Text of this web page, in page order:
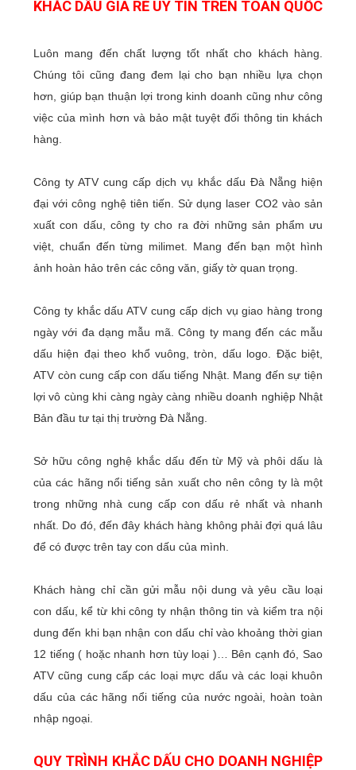
KHẮC DẤU GIÁ RẺ UY TÍN TRÊN TOÀN QUỐC
Luôn mang đến chất lượng tốt nhất cho khách hàng.
Chúng tôi cũng đang đem lại cho bạn nhiều lựa chọn
hơn, giúp bạn thuận lợi trong kinh doanh cũng như công
việc của mình hơn và bảo mật tuyệt đối thông tin khách
hàng.
Công ty ATV cung cấp dịch vụ khắc dấu Đà Nẵng hiện
đại với công nghệ tiên tiến. Sử dụng laser CO2 vào sản
xuất con dấu, công ty cho ra đời những sản phẩm ưu
việt, chuẩn đến từng milimet. Mang đến bạn một hình
ảnh hoàn hảo trên các công văn, giấy tờ quan trọng.
Công ty khắc dấu ATV cung cấp dịch vụ giao hàng trong
ngày với đa dạng mẫu mã. Công ty mang đến các mẫu
dấu hiện đại theo khổ vuông, tròn, dấu logo. Đặc biệt,
ATV còn cung cấp con dấu tiếng Nhật. Mang đến sự tiện
lợi vô cùng khi càng ngày càng nhiều doanh nghiệp Nhật
Bản đầu tư tại thị trường Đà Nẵng.
Sở hữu công nghệ khắc dấu đến từ Mỹ và phôi dấu là
của các hãng nổi tiếng sản xuất cho nên công ty là một
trong những nhà cung cấp con dấu rẻ nhất và nhanh
nhất. Do đó, đến đây khách hàng không phải đợi quá lâu
để có được trên tay con dấu của mình.
Khách hàng chỉ cần gửi mẫu nội dung và yêu cầu loại
con dấu, kể từ khi công ty nhận thông tin và kiểm tra nội
dung đến khi bạn nhận con dấu chỉ vào khoảng thời gian
12 tiếng ( hoặc nhanh hơn tùy loại )… Bên cạnh đó, Sao
ATV cũng cung cấp các loại mực dấu và các loại khuôn
dấu của các hãng nổi tiếng của nước ngoài, hoàn toàn
nhập ngoại.
QUY TRÌNH KHẮC DẤU CHO DOANH NGHIỆP